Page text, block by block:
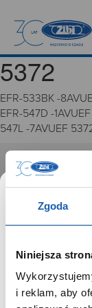
Zgoda
Niniejsza
i reklam, aby
5372
EFR-533BK -
EFR-547D -
547L -7AVUEF
GRUPA ZIBI
Historia
Kariera
Zgoda na